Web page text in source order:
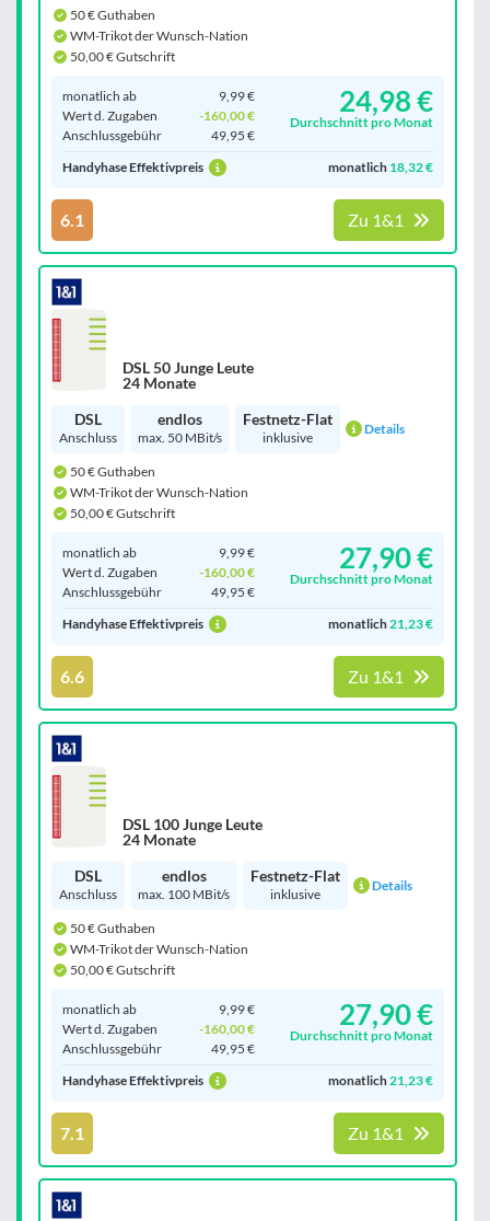
50 € Guthaben
WM-Trikot der Wunsch-Nation
50,00 € Gutschrift
monatlich ab
9,99 €
Wert d. Zugaben
-160,00 €
Anschluss­gebühr
49,95 €
24,98 €
Durchschnitt pro Monat
Handyhase Effektivpreis monatlich 18,32 €
6.1 Zu 1&1
DSL 50 Junge Leute
24 Monate
DSL
Anschluss
endlos
max. 50 MBit/s
Festnetz-Flat
inklusive
Details
50 € Guthaben
WM-Trikot der Wunsch-Nation
50,00 € Gutschrift
monatlich ab
9,99 €
Wert d. Zugaben
-160,00 €
Anschluss­gebühr
49,95 €
27,90 €
Durchschnitt pro Monat
Handyhase Effektivpreis monatlich 21,23 €
6.6 Zu 1&1
DSL 100 Junge Leute
24 Monate
DSL
Anschluss
endlos
max. 100 MBit/s
Festnetz-Flat
inklusive
Details
50 € Guthaben
WM-Trikot der Wunsch-Nation
50,00 € Gutschrift
monatlich ab
9,99 €
Wert d. Zugaben
-160,00 €
Anschluss­gebühr
49,95 €
27,90 €
Durchschnitt pro Monat
Handyhase Effektivpreis monatlich 21,23 €
7.1 Zu 1&1